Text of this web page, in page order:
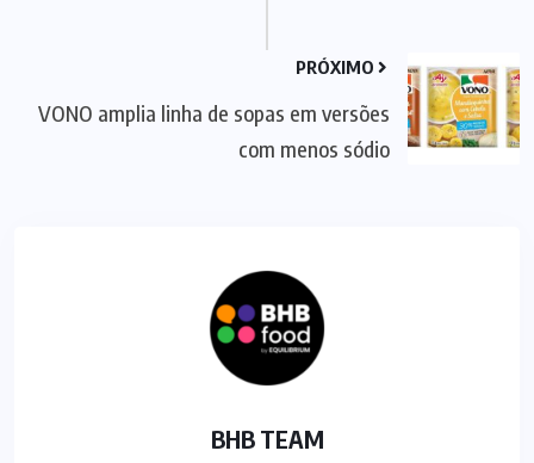
PRÓXIMO
VONO amplia linha de sopas em versões
com menos sódio
BHB TEAM